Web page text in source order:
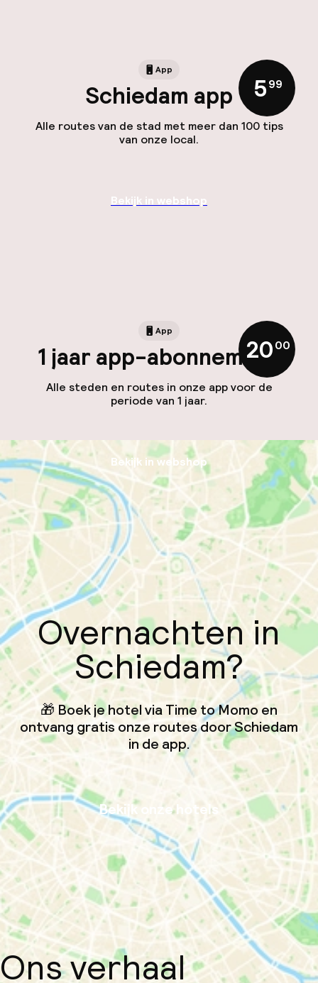
App
Schiedam app
Alle routes van de stad met meer dan 100 tips
van onze local.
5,99
Bekijk in webshop
App
1 jaar app-abonnement
Alle steden en routes in onze app voor de
periode van 1 jaar.
20,00
Bekijk in webshop
Overnachten in
Schiedam?
🎁 Boek je hotel via Time to Momo en
ontvang gratis onze routes door Schiedam
in de app.
Bekijk onze hotels
Ons verhaal